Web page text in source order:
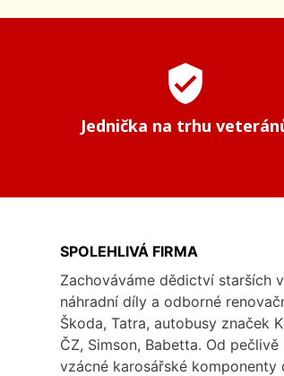
verified_user
Jednička na trhu
SPOLEHLIVÁ FIRMA
Zachováváme dědictví starších
náhradní díly a odborné
Škoda, Tatra, autobusy značek
ČZ, Simson, Babetta. Od
vzácné karosářské